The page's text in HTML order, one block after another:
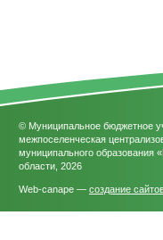
© Муниципальное бюджетное
межпоселенческая
муниципального образования
области, 2026
Web-canape — создание